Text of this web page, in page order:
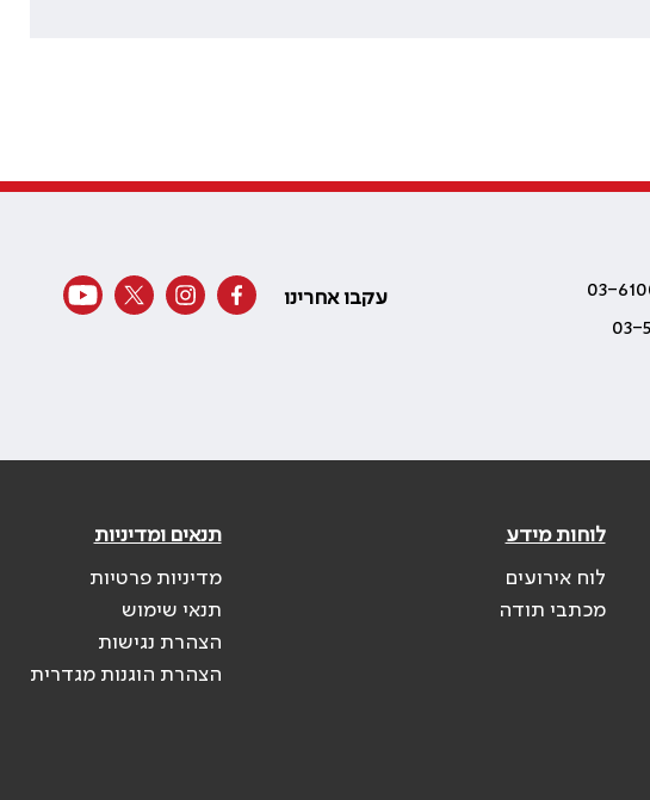
עקבו אחרינו
לוחות מידע
לוח אירועים
מכתבי תודה
תנאים ומדיניות
מדיניות פרטיות
תנאי שימוש
הצהרת נגישות
הצהרת הוגנות מגדרית